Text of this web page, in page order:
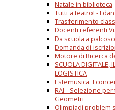
Natale in biblioteca
Tutti a teatro! - I
Trasferimento
Docenti referenti
Da scuola a
Domanda di
Motore di Ricerca
SCUOLA DIGITALE,
LOGISTICA
Estemusica. I
RAI - Selezione
Geometri
Olimpiadi problem